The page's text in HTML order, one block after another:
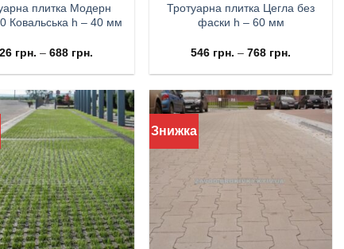
плитка Модерн
Ковальська h – 40 мм
грн. – 688 грн.
Тротуарна плитка Цегла без
фаски h – 60 мм
546 грн. –768 грн.
Знижка